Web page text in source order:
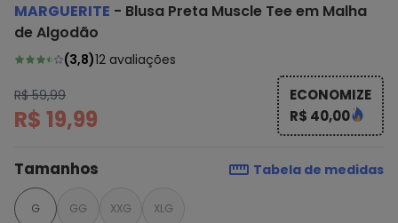
MARGUERITE - Blusa Preta Muscle Tee em Malha
de Algodão
(3,8)12 avaliações
R$ 59,99
R$ 19,99
ECONOMIZE
R$ 40,00
Tamanhos Tabela de medidas
G GG XXG XLG